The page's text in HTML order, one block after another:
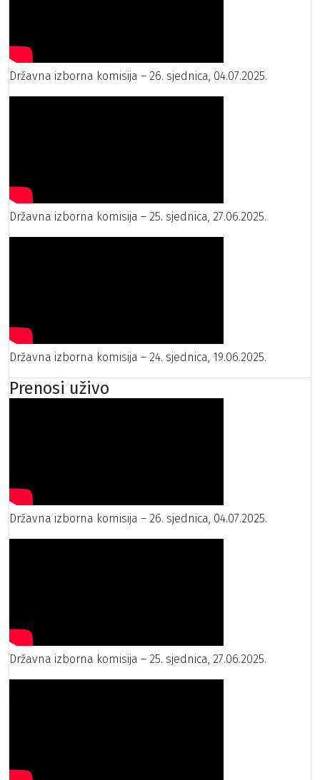
Državna izborna komisija – 26. sjednica, 04.07.2025.
Državna izborna komisija – 25. sjednica, 27.06.2025.
Državna izborna komisija – 24. sjednica, 19.06.2025.
Prenosi uživo
Državna izborna komisija – 26. sjednica, 04.07.2025.
Državna izborna komisija – 25. sjednica, 27.06.2025.